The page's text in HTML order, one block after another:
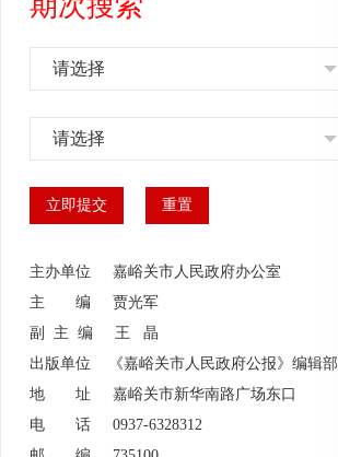
请选择
请选择
主办单位 嘉峪关市人民政府办公室
主 编 贾光军
副 主 编 王 晶
出版单位 《嘉峪关市人民政府公报》编辑部
地 址 嘉峪关市新华南路广场东口
电 话 0937-6328312